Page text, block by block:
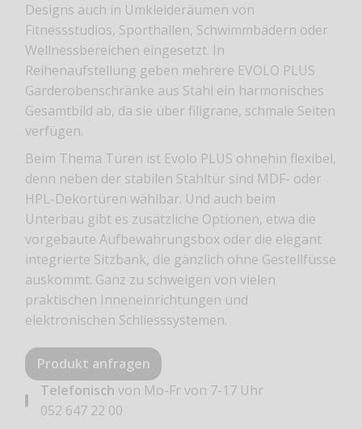
Designs auch in Umkleideräumen von
Fitnessstudios, Sporthallen, Schwimmbädern oder
Wellnessbereichen eingesetzt. In
Reihenaufstellung geben mehrere EVOLO PLUS
Garderobenschränke aus Stahl ein harmonisches
Gesamtbild ab, da sie über filigrane, schmale Seiten
verfügen.
Beim Thema Türen ist Evolo PLUS ohnehin flexibel,
denn neben der stabilen Stahltür sind MDF- oder
HPL-Dekortüren wählbar. Und auch beim
Unterbau gibt es zusätzliche Optionen, etwa die
vorgebaute Aufbewahrungsbox oder die elegant
integrierte Sitzbank, die gänzlich ohne Gestellfüsse
auskommt. Ganz zu schweigen von vielen
praktischen Inneneinrichtungen und
elektronischen Schliesssystemen.
Produkt anfragen
Telefonisch von Mo-Fr von 7-17 Uhr
052 647 22 00